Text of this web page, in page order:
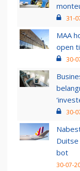
31-
MAA
open
30-
30-
bot
30-07-